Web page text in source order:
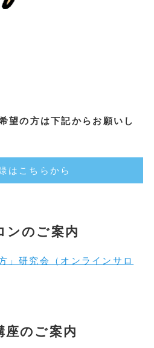
望の方は下記からお願いし
はこちらから
ンのご案内
」研究会（オンラインサロ
座のご案内